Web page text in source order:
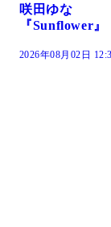
藤水咲桜『花
だまり』
2026年08月02日